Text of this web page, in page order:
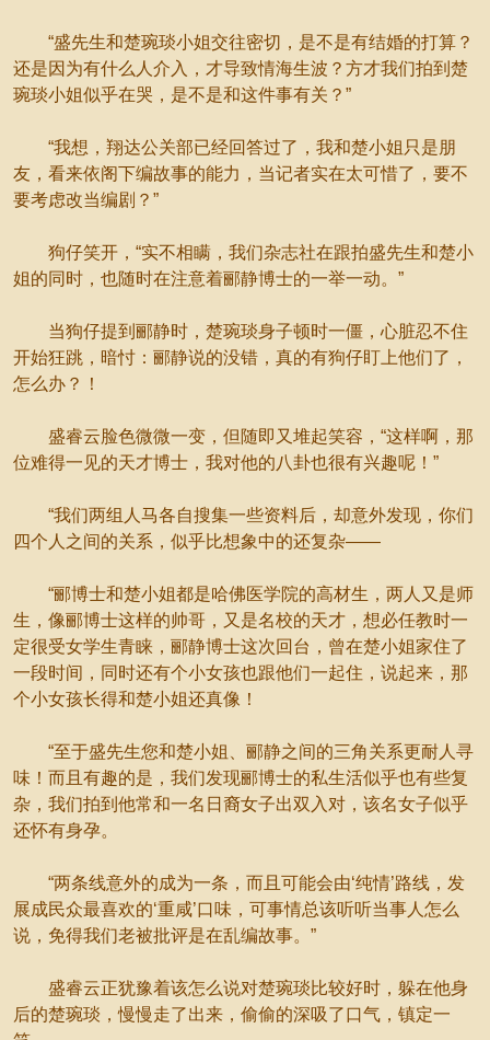
“盛先生和楚琬琰小姐交往密切，是不是有结婚的打算？
还是因为有什么人介入，才导致情海生波？方才我们拍到楚
琬琰小姐似乎在哭，是不是和这件事有关？”
“我想，翔达公关部已经回答过了，我和楚小姐只是朋
友，看来依阁下编故事的能力，当记者实在太可惜了，要不
要考虑改当编剧？”
狗仔笑开，“实不相瞒，我们杂志社在跟拍盛先生和楚小
姐的同时，也随时在注意着郦静博士的一举一动。”
当狗仔提到郦静时，楚琬琰身子顿时一僵，心脏忍不住
开始狂跳，暗忖：郦静说的没错，真的有狗仔盯上他们了，
怎么办？！
盛睿云脸色微微一变，但随即又堆起笑容，“这样啊，那
位难得一见的天才博士，我对他的八卦也很有兴趣呢！”
“我们两组人马各自搜集一些资料后，却意外发现，你们
四个人之间的关系，似乎比想象中的还复杂——
“郦博士和楚小姐都是哈佛医学院的高材生，两人又是师
生，像郦博士这样的帅哥，又是名校的天才，想必任教时一
定很受女学生青睐，郦静博士这次回台，曾在楚小姐家住了
一段时间，同时还有个小女孩也跟他们一起住，说起来，那
个小女孩长得和楚小姐还真像！
“至于盛先生您和楚小姐、郦静之间的三角关系更耐人寻
味！而且有趣的是，我们发现郦博士的私生活似乎也有些复
杂，我们拍到他常和一名日裔女子出双入对，该名女子似乎
还怀有身孕。
“两条线意外的成为一条，而且可能会由‘纯情’路线，发
展成民众最喜欢的‘重咸’口味，可事情总该听听当事人怎么
说，免得我们老被批评是在乱编故事。”
盛睿云正犹豫着该怎么说对楚琬琰比较好时，躲在他身
后的楚琬琰，慢慢走了出来，偷偷的深吸了口气，镇定一